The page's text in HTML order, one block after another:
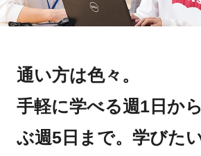
通い⽅は⾊々。
⼿軽に学べる週1⽇か
ぶ週5⽇まで。学びた